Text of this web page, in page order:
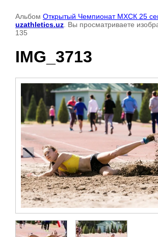
Альбом Открытый Чемпионат МХСК 25
uzathletics.uz . Вы просматриваете
135
IMG_3713